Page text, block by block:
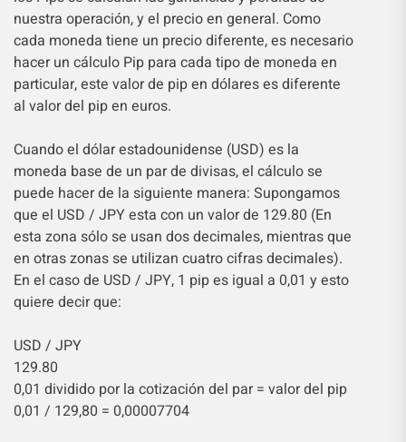
nuestra operación, y el precio en general. Como
cada moneda tiene un precio diferente, es necesario
hacer un cálculo Pip para cada tipo de moneda en
particular, este valor de pip en dólares es diferente
al valor del pip en euros.
Cuando el dólar estadounidense (USD) es la
moneda base de un par de divisas, el cálculo se
puede hacer de la siguiente manera: Supongamos
que el USD / JPY esta con un valor de 129.80 (En
esta zona sólo se usan dos decimales, mientras que
en otras zonas se utilizan cuatro cifras decimales).
En el caso de USD / JPY, 1 pip es igual a 0,01 y esto
quiere decir que:
USD / JPY
129.80
0,01 dividido por la cotización del par = valor del pip
0,01 / 129,80 = 0,00007704